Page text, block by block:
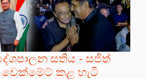
සතිය - සජිත්
කළ හැටි